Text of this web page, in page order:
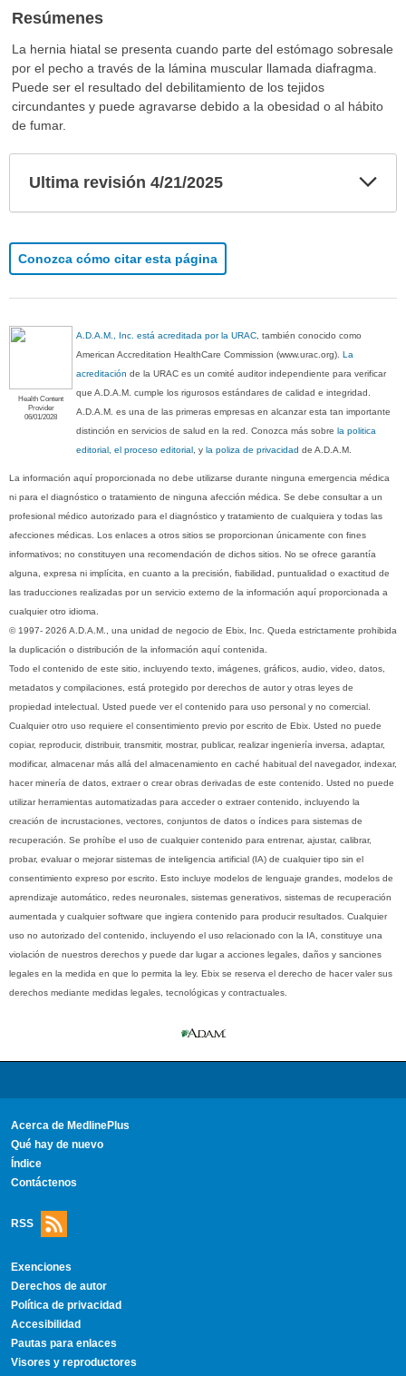
Resúmenes
La hernia hiatal se presenta cuando parte del estómago sobresale
por el pecho a través de la lámina muscular llamada diafragma.
Puede ser el resultado del debilitamiento de los tejidos
circundantes y puede agravarse debido a la obesidad o al hábito
de fumar.
Ultima revisión 4/21/2025
Conozca cómo citar esta página
Health Content
Provider
06/01/2028
A.D.A.M., Inc. está acreditada por la URAC , también conocido como
American Accreditation HealthCare Commission (www.urac.org).La
acreditación de la URAC es un comité auditor independiente para verificar
que A.D.A.M. cumple los rigurosos estándares de calidad e integridad.
A.D.A.M. es una de las primeras empresas en alcanzar esta tan importante
distinción en servicios de salud en la red. Conozca más sobrela politica
editorial, el proceso editorial , yla poliza de privacidad de A.D.A.M.
La información aquí proporcionada no debe utilizarse durante ninguna emergencia médica
ni para el diagnóstico o tratamiento de ninguna afección médica. Se debe consultar a un
profesional médico autorizado para el diagnóstico y tratamiento de cualquiera y todas las
afecciones médicas. Los enlaces a otros sitios se proporcionan únicamente con fines
informativos; no constituyen una recomendación de dichos sitios. No se ofrece garantía
alguna, expresa ni implícita, en cuanto a la precisión, fiabilidad, puntualidad o exactitud de
las traducciones realizadas por un servicio externo de la información aquí proporcionada a
cualquier otro idioma.
© 1997- 2026 A.D.A.M., una unidad de negocio de Ebix, Inc. Queda estrictamente prohibida
la duplicación o distribución de la información aquí contenida.
Todo el contenido de este sitio, incluyendo texto, imágenes, gráficos, audio, video, datos,
metadatos y compilaciones, está protegido por derechos de autor y otras leyes de
propiedad intelectual. Usted puede ver el contenido para uso personal y no comercial.
Cualquier otro uso requiere el consentimiento previo por escrito de Ebix. Usted no puede
copiar, reproducir, distribuir, transmitir, mostrar, publicar, realizar ingeniería inversa, adaptar,
modificar, almacenar más allá del almacenamiento en caché habitual del navegador, indexar,
hacer minería de datos, extraer o crear obras derivadas de este contenido. Usted no puede
utilizar herramientas automatizadas para acceder o extraer contenido, incluyendo la
creación de incrustaciones, vectores, conjuntos de datos o índices para sistemas de
recuperación. Se prohíbe el uso de cualquier contenido para entrenar, ajustar, calibrar,
probar, evaluar o mejorar sistemas de inteligencia artificial (IA) de cualquier tipo sin el
consentimiento expreso por escrito. Esto incluye modelos de lenguaje grandes, modelos de
aprendizaje automático, redes neuronales, sistemas generativos, sistemas de recuperación
aumentada y cualquier software que ingiera contenido para producir resultados. Cualquier
uso no autorizado del contenido, incluyendo el uso relacionado con la IA, constituye una
violación de nuestros derechos y puede dar lugar a acciones legales, daños y sanciones
legales en la medida en que lo permita la ley. Ebix se reserva el derecho de hacer valer sus
derechos mediante medidas legales, tecnológicas y contractuales.
Acerca de MedlinePlus
Qué hay de nuevo
Índice
Contáctenos
RSS
Exenciones
Derechos de autor
Política de privacidad
Accesibilidad
Pautas para enlaces
Visores y reproductores